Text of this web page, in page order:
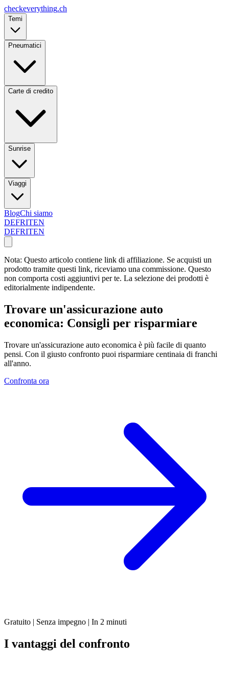
checkeverything.ch
Temi
Pneumatici
Carte di credito
Sunrise
Viaggi
BlogChi siamo
DEFRITEN
DEFRITEN
Nota: Questo articolo contiene link di affiliazione. Se acquisti un
prodotto tramite questi link, riceviamo una commissione. Questo
non comporta costi aggiuntivi per te. La selezione dei prodotti è
editorialmente indipendente.
Trovare un'assicurazione auto
economica: Consigli per risparmiare
Trovare un'assicurazione auto economica è più facile di quanto
pensi. Con il giusto confronto puoi risparmiare centinaia di franchi
all'anno.
Confronta ora
Gratuito | Senza impegno | In 2 minuti
I vantaggi del confronto